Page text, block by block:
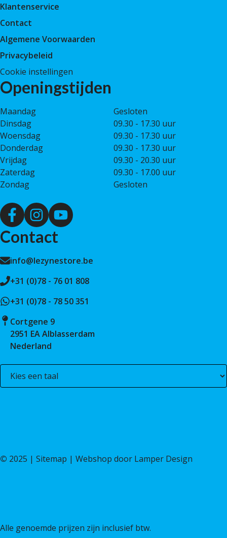
Klantenservice
Contact
Algemene Voorwaarden
Privacybeleid
Cookie instellingen
Openingstijden
Maandag
Gesloten
Dinsdag
09.30 - 17.30 uur
Woensdag
09.30 - 17.30 uur
Donderdag
09.30 - 17.30 uur
Vrijdag
09.30 - 20.30 uur
Zaterdag
09.30 - 17.00 uur
Zondag
Gesloten
Contact
info@lezynestore.be
+31 (0)78 - 76 01 808
+31 (0)78 - 78 50 351
Cortgene 9
2951 EA Alblasserdam
Nederland
© 2025 | Sitemap | Webshop door Lamper Design
Alle genoemde prijzen zijn inclusief btw.